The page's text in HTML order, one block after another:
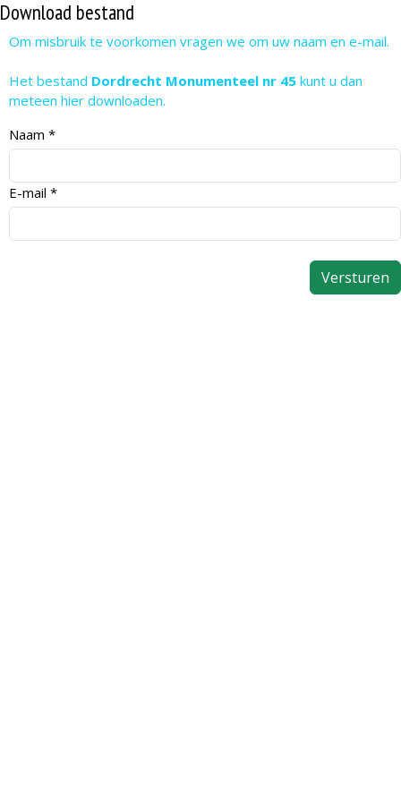
Download bestand
Om misbruik te voorkomen vragen we om uw naam en e-mail.
Het bestand Dordrecht Monumenteel nr 45 kunt u dan
meteen hier downloaden.
Naam *
E-mail *